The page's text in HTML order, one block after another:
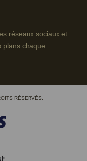
réseaux sociaux et
plans chaque
RÉSERVÉS.